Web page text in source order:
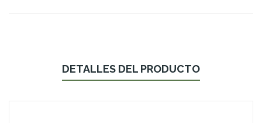
DETALLES DEL PRODUCTO